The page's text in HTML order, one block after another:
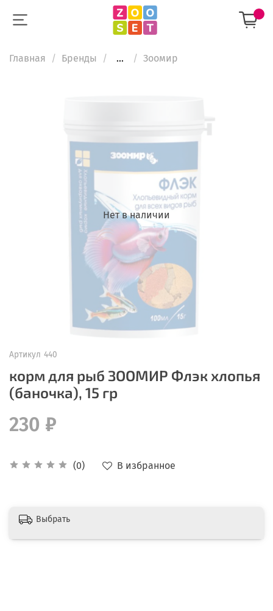
Главная Бренды ... Зooмир
Нет в наличии
Артикул 440
корм для рыб ЗООМИР Флэк хлопья
(баночка), 15 гр
(0) В избранное
230 ₽
Выбрать